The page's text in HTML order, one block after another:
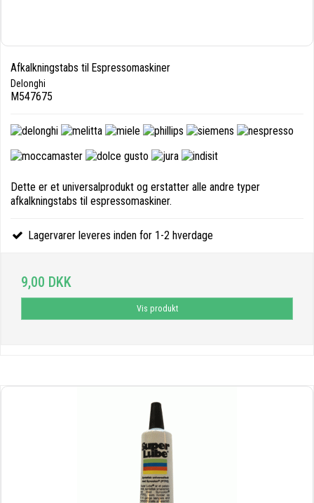
Afkalkningstabs til Espressomaskiner
Delonghi
M547675
Dette er et universalprodukt og erstatter alle andre typer
afkalkningstabs til espressomaskiner.
Lagervarer leveres inden for 1-2 hverdage
9,00 DKK
Vis produkt